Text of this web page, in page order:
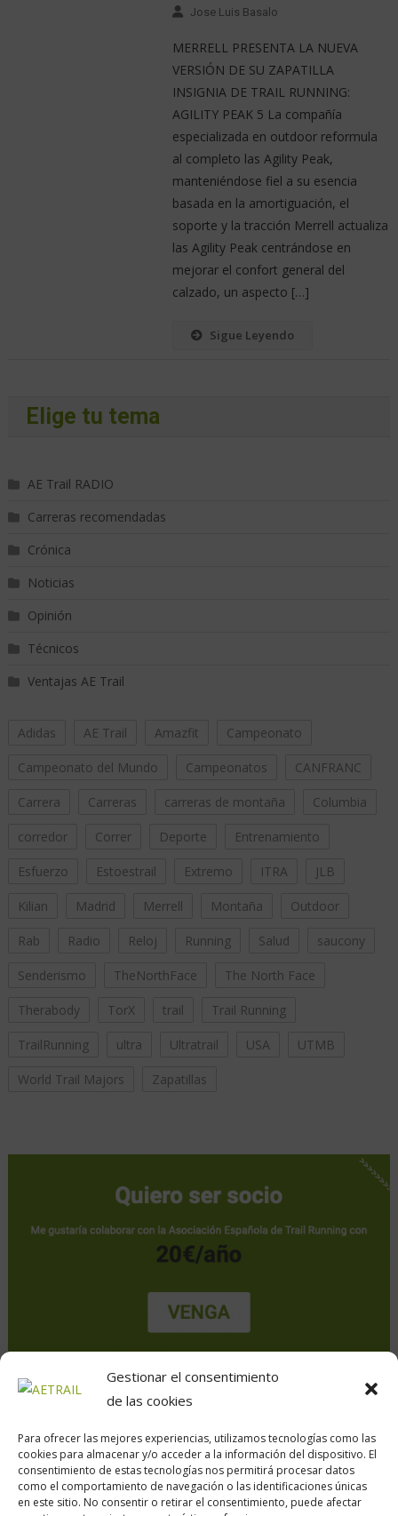
Gestionar el consentimiento
de las cookies
Para ofrecer las mejores experiencias, utilizamos tecnologías como las
cookies para almacenar y/o acceder a la información del dispositivo. El
consentimiento de estas tecnologías nos permitirá procesar datos
como el comportamiento de navegación o las identificaciones únicas
en este sitio. No consentir o retirar el consentimiento, puede afectar
Jose Luis Basalo
MERRELL PRESENTA LA NUEVA
VERSIÓN DE SU ZAPATILLA
INSIGNIA DE TRAIL RUNNING:
AGILITY PEAK 5 La compañía
especializada en outdoor reformula
al completo las Agility Peak,
manteniéndose fiel a su esencia
basada en la amortiguación, el
soporte y la tracción Merrell actualiza
las Agility Peak centrándose en
mejorar el confort general del
calzado, un aspecto […]
Sigue Leyendo
Elige tu tema
AE Trail RADIO
Carreras recomendadas
Crónica
Noticias
Opinión
Técnicos
Ventajas AE Trail
Adidas AE Trail Amazfit Campeonato
Campeonato del Mundo Campeonatos CANFRANC
Carrera Carreras carreras de montaña Columbia
corredor Correr Deporte Entrenamiento
Esfuerzo Estoestrail Extremo ITRA JLB
Kilian Madrid Merrell Montaña Outdoor
Rab Radio Reloj Running Salud saucony
Senderismo TheNorthFace The North Face
Therabody TorX trail Trail Running
TrailRunning ultra Ultratrail USA UTMB
World Trail Majors Zapatillas
Calle Daoiz, 12, Madrid